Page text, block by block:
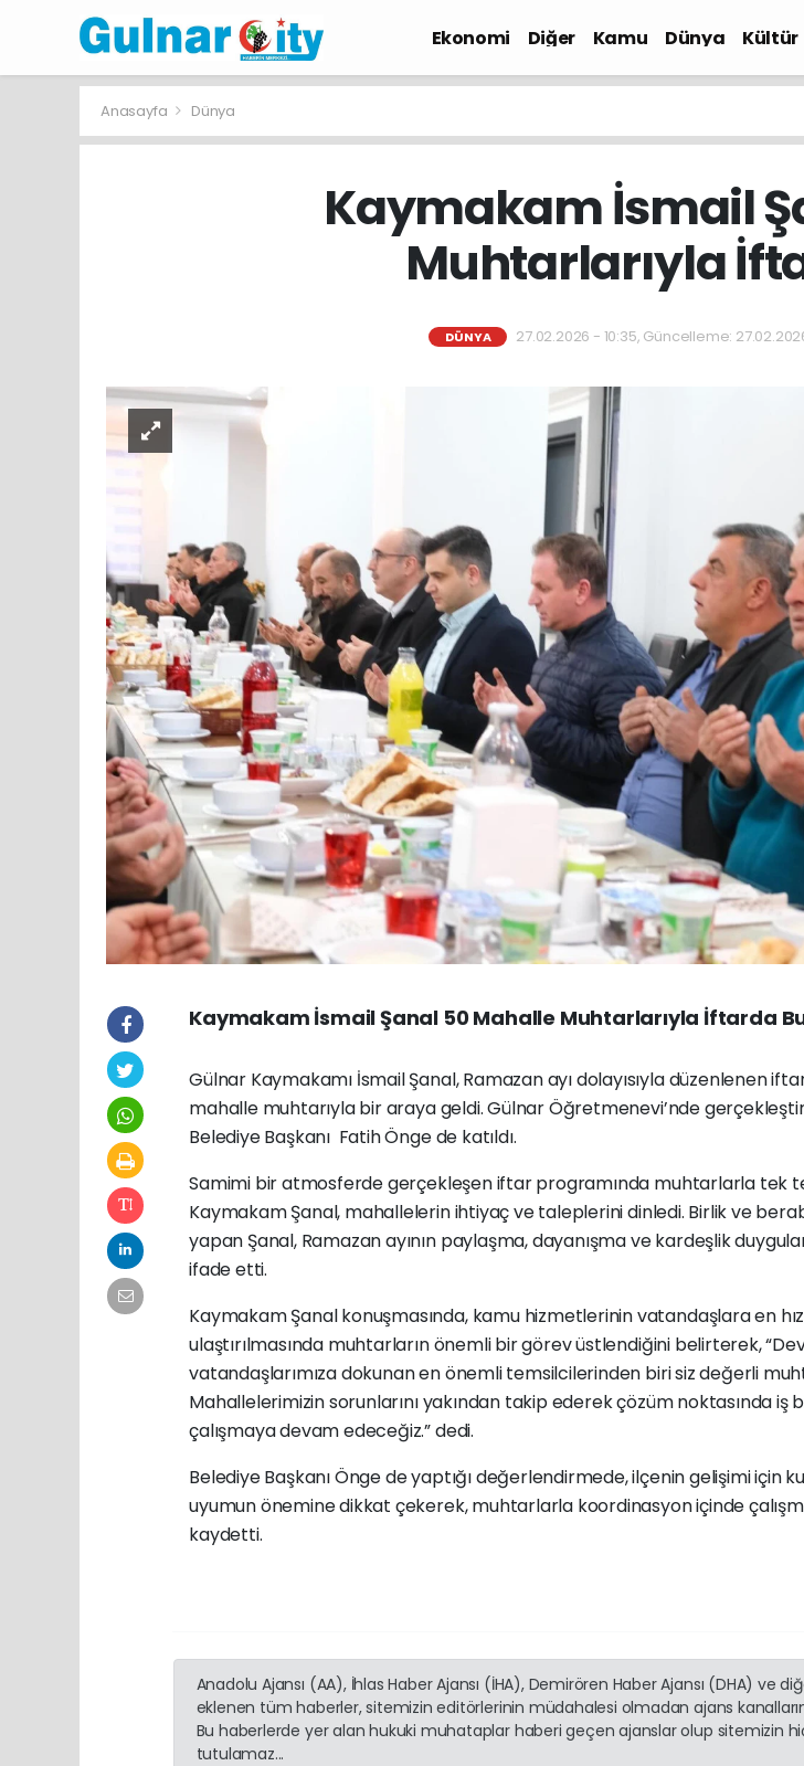
Ekonomi Diğer Kamu Dünya Kültür
Anasayfa Dünya
Kaymakam İsmail
Muhtarlarıyla
DÜNYA 27.02.2026 - 10:35, Güncelleme:
Kaymakam İsmail Şanal 50 Mahalle Muhtarlarıyla İftarda
Gülnar Kaymakamı İsmail Şanal, Ramazan ayı dolayısıyla düzenlenen
mahalle muhtarıyla bir araya geldi. Gülnar Öğretmenevi’nde
Belediye Başkanı Fatih Önge de katıldı.
Samimi bir atmosferde gerçekleşen iftar programında muhtarlarla tek
Kaymakam Şanal, mahallelerin ihtiyaç ve taleplerini dinledi. Birlik ve
yapan Şanal, Ramazan ayının paylaşma, dayanışma ve kardeşlik
ifade etti.
Kaymakam Şanal konuşmasında, kamu hizmetlerinin vatandaşlara en
ulaştırılmasında muhtarların önemli bir görev üstlendiğini belirterek,
vatandaşlarımıza dokunan en önemli temsilcilerinden biri siz değerli
Mahallelerimizin sorunlarını yakından takip ederek çözüm noktasında iş
çalışmaya devam edeceğiz.” dedi.
Belediye Başkanı Önge de yaptığı değerlendirmede, ilçenin gelişimi için
uyumun önemine dikkat çekerek, muhtarlarla koordinasyon içinde
kaydetti.
Anadolu Ajansı (AA), İhlas Haber Ajansı (İHA), Demirören Haber Ajansı (DHA) ve
eklenen tüm haberler, sitemizin editörlerinin müdahalesi olmadan ajans
Bu haberlerde yer alan hukuki muhataplar haberi geçen ajanslar olup sitemizin
tutulamaz...